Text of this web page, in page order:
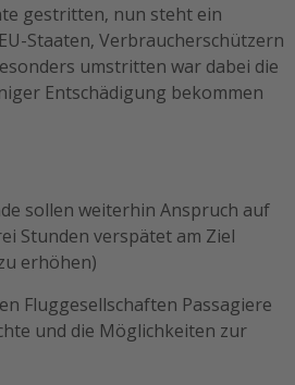
gestritten, nun steht ein
Staaten, Verbraucherschützern
umstritten war dabei die
Entschädigung bekommen
sollen weiterhin Anspruch auf
Stunden verspätet am Ziel
erhöhen)
Fluggesellschaften Passagiere
und die Möglichkeiten zur